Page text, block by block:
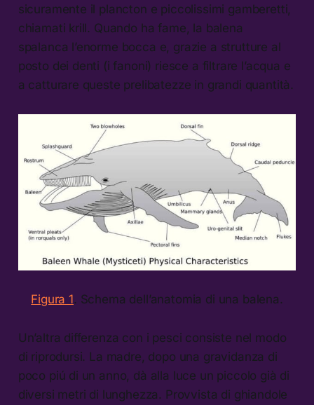
sicuramente il plancton e piccolissimi gamberetti,
chiamati krill. Quando ha fame, la balena
spalanca l’enorme bocca e, grazie a strutture al
posto dei denti (i fanoni) riesce a filtrare l’acqua e
a catturare queste prelibatezze in grandi quantità.
Figura 1. Schema dell’anatomia di una balena.
Un’altra differenza con i pesci consiste nel modo
di riprodursi. La madre, dopo una gravidanza di
poco piú di un anno, dà alla luce un piccolo già di
diversi metri di lunghezza. Provvista di ghiandole